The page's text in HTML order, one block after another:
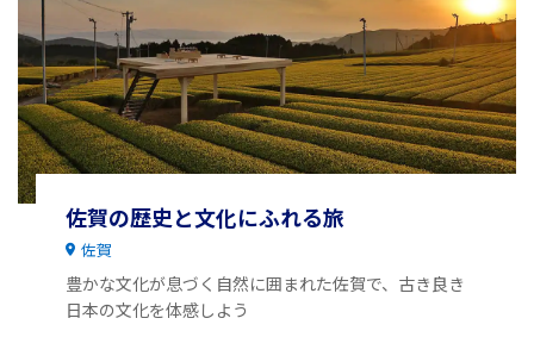
佐賀の歴史と文化にふれる旅
佐賀
豊かな文化が息づく自然に囲まれた佐賀で、古き良き
日本の文化を体感しよう